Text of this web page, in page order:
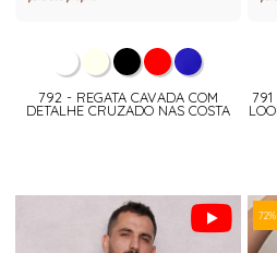
792 - REGATA CAVADA COM
DETALHE CRUZADO NAS COSTA